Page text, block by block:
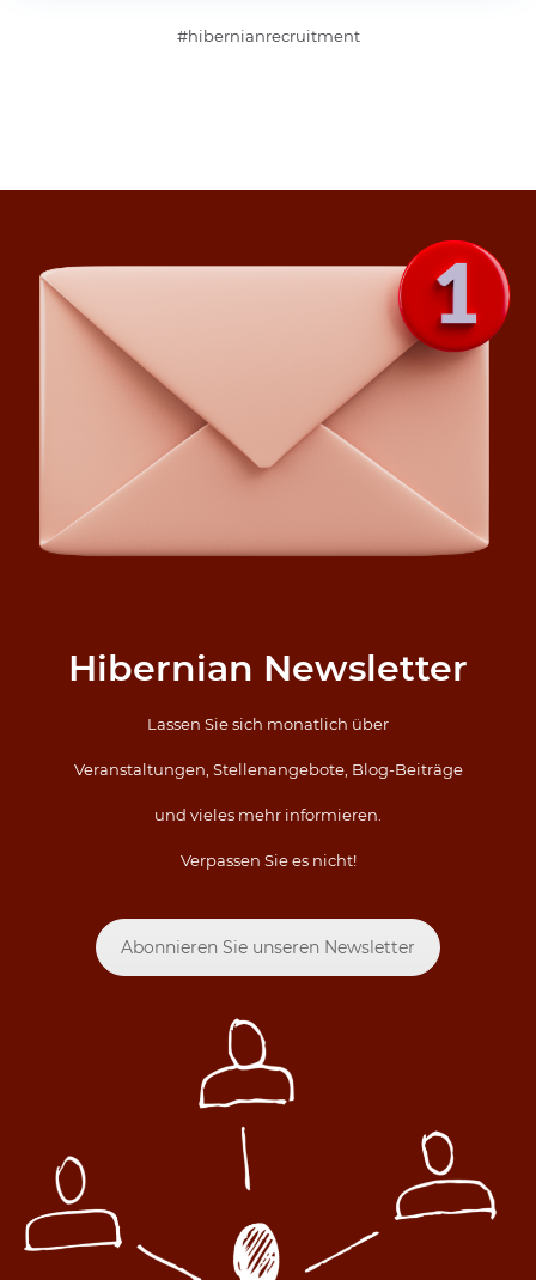
#hibernianrecruitment
Hibernian Newsletter
Lassen Sie sich monatlich über
Veranstaltungen, Stellenangebote, Blog-Beiträge
und vieles mehr informieren.
Verpassen Sie es nicht!
Abonnieren Sie unseren Newsletter